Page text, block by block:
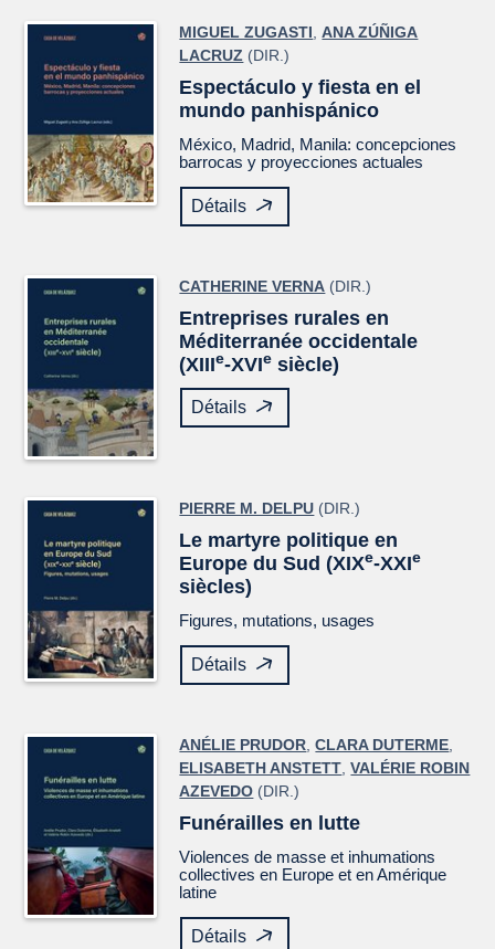
MIGUEL ZUGASTI ,ANA ZÚÑIGA
LACRUZ (DIR.)
Espectáculo y fiesta en el
mundo panhispánico
México, Madrid, Manila: concepciones
barrocas y proyecciones actuales
Détails
CATHERINE VERNA (DIR.)
Entreprises rurales en
Méditerranée occidentale
(XIIIe-XVIe siècle)
Détails
PIERRE M. DELPU (DIR.)
Le martyre politique en
Europe du Sud (XIXe-XXIe
siècles)
Figures, mutations, usages
Détails
ANÉLIE PRUDOR ,CLARA DUTERME
ELISABETH ANSTETT ,VALÉRIE ROBIN
AZEVEDO (DIR.)
Funérailles en lutte
Violences de masse et inhumations
collectives en Europe et en Amérique
latine
Détails